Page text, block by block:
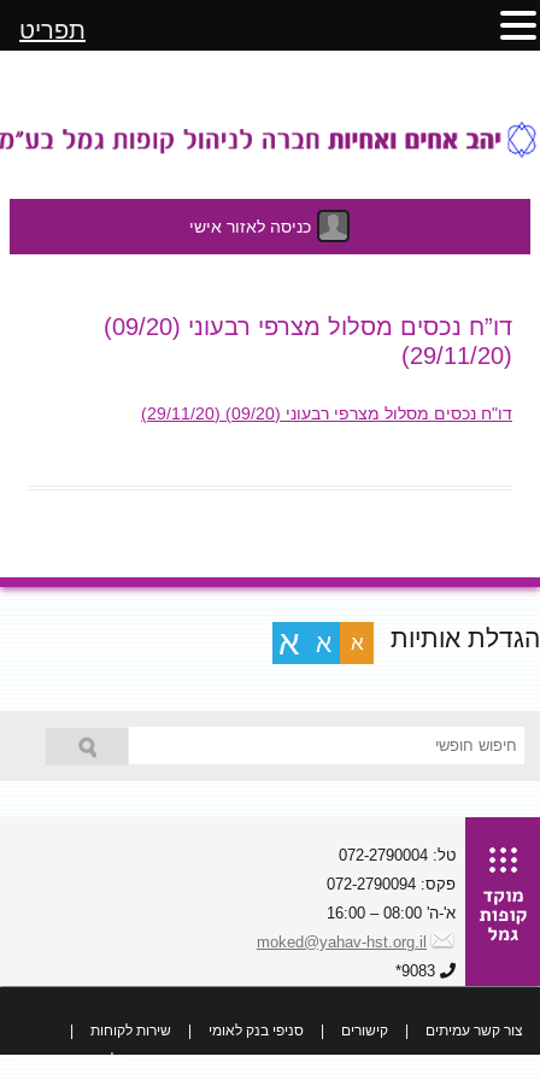
כניסה לאזור אישי
לתוכן
דו”ח נכסים מסלול מצרפי רבעוני (09/20)
(29/11/20)
דו"ח נכסים מסלול מצרפי רבעוני (09/20) (29/11/20)
הגדלת אותיות א א א
טל: 072-2790004
פקס: 072-2790094
א'-ה' 08:00 – 16:00
moked@yahav-hst.org.il
9083*
צור קשר עמיתים קישורים סניפי בנק לאומי שירות לקוחות
כל הזכויות שמורות
תפריט